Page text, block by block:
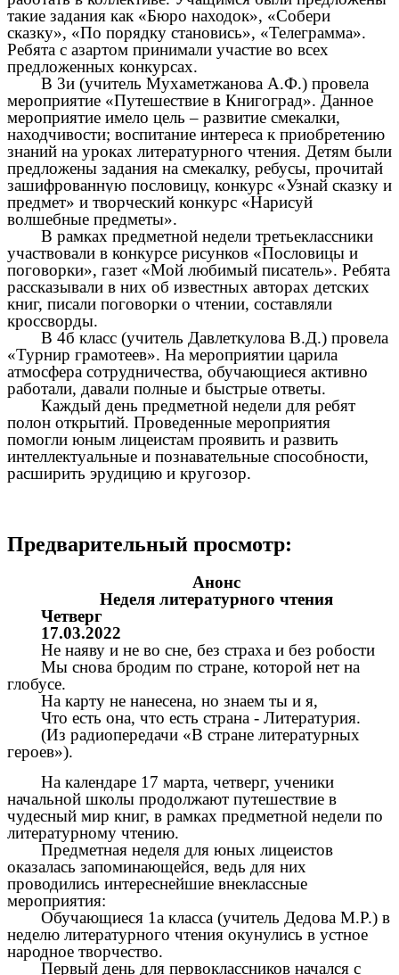
такие задания как «Бюро находок», «Собери
сказку», «По порядку становись», «Телеграмма».
Ребята с азартом принимали участие во всех
предложенных конкурсах.
В 3и (учитель Мухаметжанова А.Ф.) провела
мероприятие «Путешествие в Книгоград». Данное
мероприятие имело цель – развитие смекалки,
находчивости; воспитание интереса к приобретению
знаний на уроках литературного чтения. Детям были
предложены задания на смекалку, ребусы, прочитай
зашифрованную пословицу, конкурс «Узнай сказку и
предмет» и творческий конкурс «Нарисуй
волшебные предметы».
В рамках предметной недели третьеклассники
участвовали в конкурсе рисунков «Пословицы и
поговорки», газет «Мой любимый писатель». Ребята
рассказывали в них об известных авторах детских
книг, писали поговорки о чтении, составляли
кроссворды.
В 4б класс (учитель Давлеткулова В.Д.) провела
«Турнир грамотеев». На мероприятии царила
атмосфера сотрудничества, обучающиеся активно
работали, давали полные и быстрые ответы.
Каждый день предметной недели для ребят
полон открытий. Проведенные мероприятия
помогли юным лицеистам проявить и развить
интеллектуальные и познавательные способности,
расширить эрудицию и кругозор.
Предварительный просмотр:
Анонс
Неделя литературного чтения
Четверг
17.03.2022
Не наяву и не во сне, без страха и без робости
Мы снова бродим по стране, которой нет на
глобусе.
На карту не нанесена, но знаем ты и я,
Что есть она, что есть страна - Литературия.
(Из радиопередачи «В стране литературных
героев»).
На календаре 17 марта, четверг, ученики
начальной школы продолжают путешествие в
чудесный мир книг, в рамках предметной недели по
литературному чтению.
Предметная неделя для юных лицеистов
оказалась запоминающейся, ведь для них
проводились интереснейшие внеклассные
мероприятия:
Обучающиеся 1а класса (учитель Дедова М.Р.) в
неделю литературного чтения окунулись в устное
народное творчество.
Первый день для первоклассников начался с